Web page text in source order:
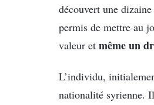
découvert une
permis de mettre au
valeur et même un
L’individu,
nationalité syrienne.